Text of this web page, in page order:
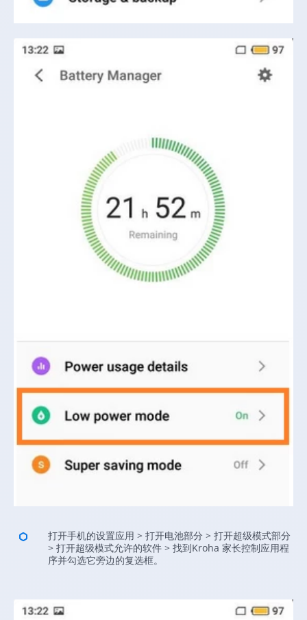
打开手机的设置应用 > 打开电池部分 > 打开超级模式部分
> 打开超级模式允许的软件 > 找到Kroha 家长控制应用程
序并勾选它旁边的复选框。